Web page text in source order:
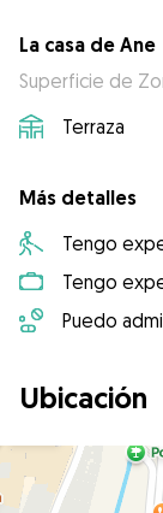
La casa de Ane
Superficie de
Terraza
Más detalles
Tengo
Tengo
Puedo
Ubicación